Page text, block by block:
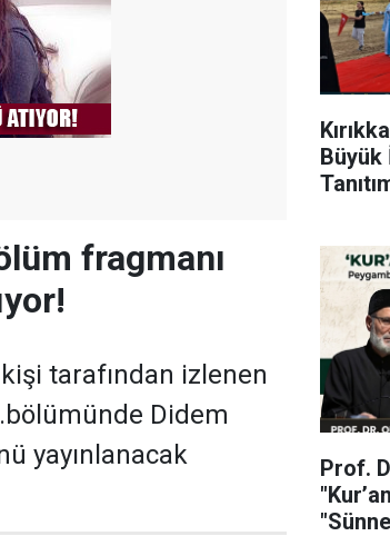
fragmanı
tarafından izlenen
Didem
yayınlanacak
Büyük
Prof.